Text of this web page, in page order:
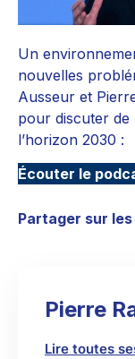
Un
nouvelles
Ausseur et
pour discuter de
l’horizon 2030 :
Écouter le
Partager sur
Pierre
Lire toutes